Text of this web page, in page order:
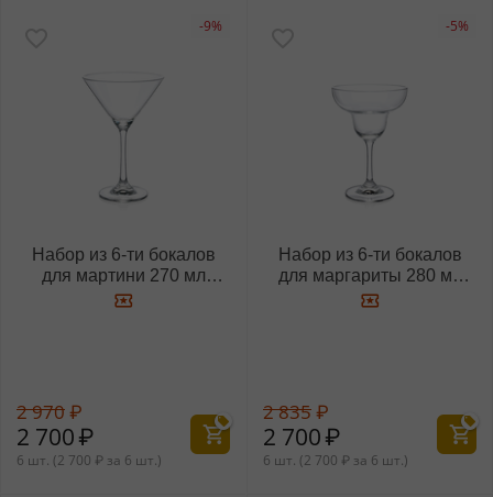
-9%
Набор из 6-ти бокалов
для мартини 270 мл
WL‑888030/6A
2 970₽
2 700₽
6 шт. (2 700 ₽ за 6 шт.)
-5%
Набор из 6-ти бокалов
для маргариты 280 мл
WL‑888031/6A
2 835₽
2 700₽
6 шт. (2 700 ₽ за 6 шт.)